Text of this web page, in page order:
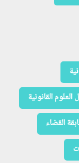
القانونية
القضاء